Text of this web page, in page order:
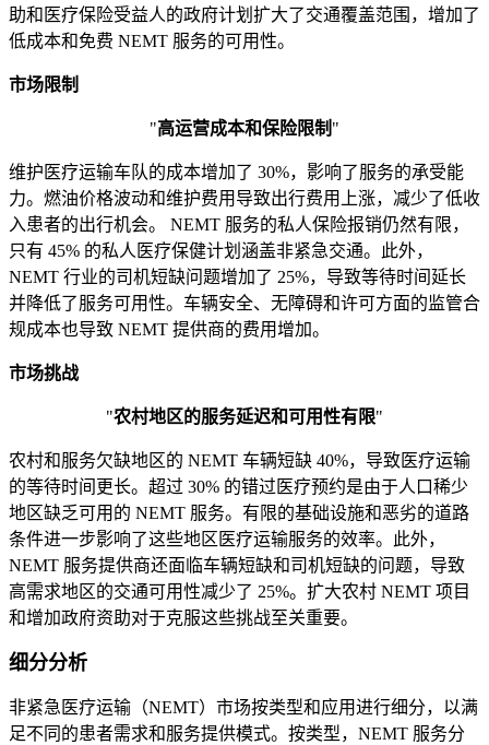
助和医疗保险受益人的政府计划扩大了交通覆盖范围，增加了
低成本和免费 NEMT 服务的可用性。
市场限制
"高运营成本和保险限制 "
维护医疗运输车队的成本增加了 30%，影响了服务的承受能
力。燃油价格波动和维护费用导致出行费用上涨，减少了低收
入患者的出行机会。 NEMT 服务的私人保险报销仍然有限，
只有 45% 的私人医疗保健计划涵盖非紧急交通。此外，
NEMT 行业的司机短缺问题增加了 25%，导致等待时间延长
并降低了服务可用性。车辆安全、无障碍和许可方面的监管合
规成本也导致 NEMT 提供商的费用增加。
市场挑战
"农村地区的服务延迟和可用性有限"
农村和服务欠缺地区的 NEMT 车辆短缺 40%，导致医疗运输
的等待时间更长。超过 30% 的错过医疗预约是由于人口稀少
地区缺乏可用的 NEMT 服务。有限的基础设施和恶劣的道路
条件进一步影响了这些地区医疗运输服务的效率。此外，
NEMT 服务提供商还面临车辆短缺和司机短缺的问题，导致
高需求地区的交通可用性减少了 25%。扩大农村 NEMT 项目
和增加政府资助对于克服这些挑战至关重要。
细分分析
非紧急医疗运输（NEMT）市场按类型和应用进行细分，以满
足不同的患者需求和服务提供模式。按类型，NEMT 服务分